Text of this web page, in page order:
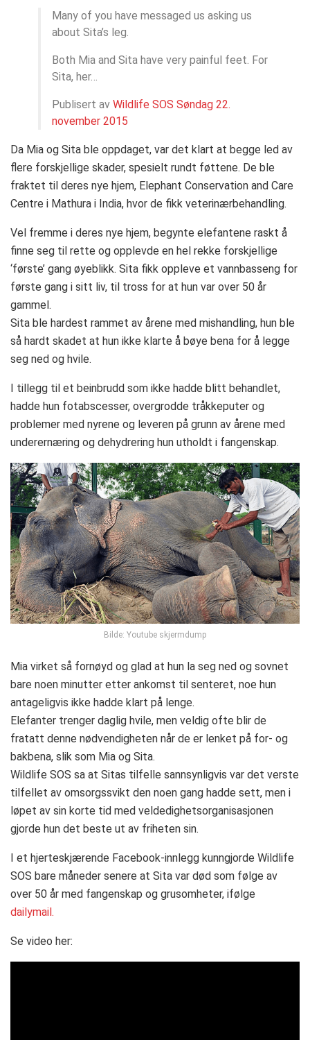
Many of you have messaged us asking us
about Sita’s leg.
Both Mia and Sita have very painful feet. For
Sita, her…
Publisert av Wildlife SOS Søndag 22.
november 2015
Da Mia og Sita ble oppdaget, var det klart at begge led av
flere forskjellige skader, spesielt rundt føttene. De ble
fraktet til deres nye hjem, Elephant Conservation and Care
Centre i Mathura i India, hvor de fikk veterinærbehandling.
Vel fremme i deres nye hjem, begynte elefantene raskt å
finne seg til rette og opplevde en hel rekke forskjellige
‘første’ gang øyeblikk. Sita fikk oppleve et vannbasseng for
første gang i sitt liv, til tross for at hun var over 50 år
gammel.
Sita ble hardest rammet av årene med mishandling, hun ble
så hardt skadet at hun ikke klarte å bøye bena for å legge
seg ned og hvile.
I tillegg til et beinbrudd som ikke hadde blitt behandlet,
hadde hun fotabscesser, overgrodde tråkkeputer og
problemer med nyrene og leveren på grunn av årene med
underernæring og dehydrering hun utholdt i fangenskap.
Bilde: Youtube skjermdump
Mia virket så fornøyd og glad at hun la seg ned og sovnet
bare noen minutter etter ankomst til senteret, noe hun
antageligvis ikke hadde klart på lenge.
Elefanter trenger daglig hvile, men veldig ofte blir de
fratatt denne nødvendigheten når de er lenket på for- og
bakbena, slik som Mia og Sita.
Wildlife SOS sa at Sitas tilfelle sannsynligvis var det verste
tilfellet av omsorgssvikt den noen gang hadde sett, men i
løpet av sin korte tid med veldedighetsorganisasjonen
gjorde hun det beste ut av friheten sin.
I et hjerteskjærende Facebook-innlegg kunngjorde Wildlife
SOS bare måneder senere at Sita var død som følge av
over 50 år med fangenskap og grusomheter, ifølge
dailymail.
Se video her: